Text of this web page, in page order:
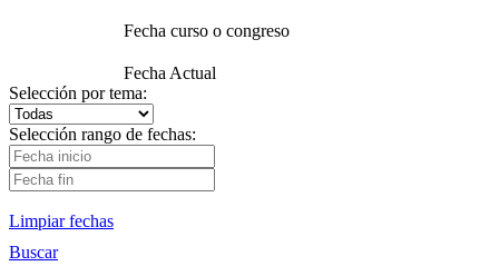
Fecha curso o congreso
Fecha Actual
Selección por tema:
Selección rango de fechas:
Limpiar fechas
Buscar